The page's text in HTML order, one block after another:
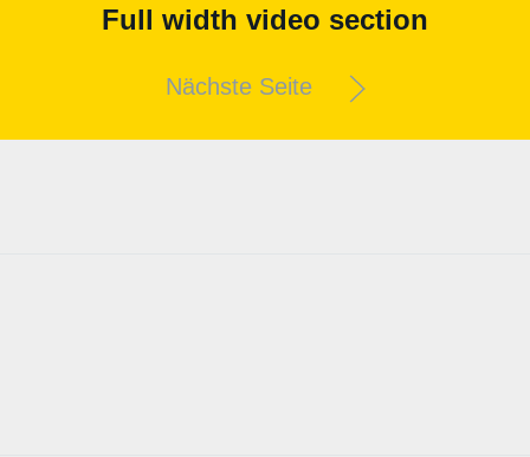
Full width video section
Nächste Seite